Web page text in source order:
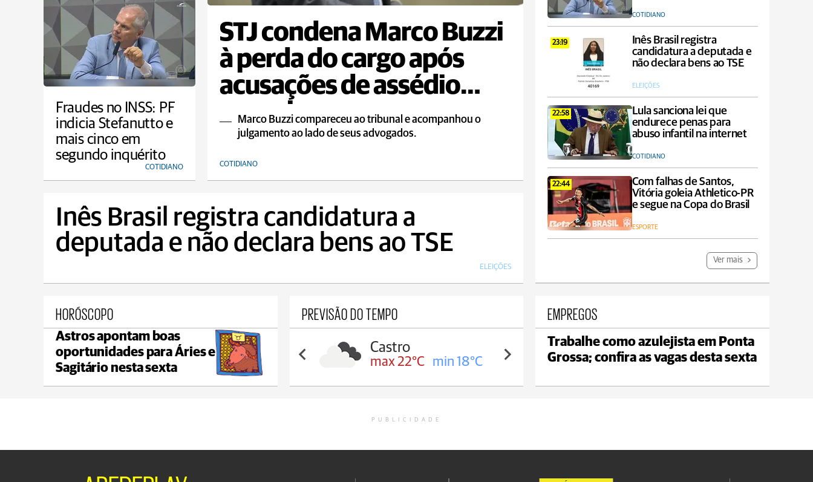
STJ condena Marco Buzzi
à perda do cargo após
acusações de assédio
sexual
Marco Buzzi compareceu ao tribunal e acompanhou o
julgamento ao lado de seus advogados.
COTIDIANO
COTIDIANO
23:19
Inês Brasil registra
candidatura a deputada e
não declara bens ao TSE
ELEIÇÕES
22:58
Lula sanciona lei que
endurece penas para
abuso infantil na internet
COTIDIANO
22:44
Com falhas de Santos,
Vitória goleia Athletico-PR
e segue na Copa do Brasil
ESPORTE
Ver mais
Fraudes no INSS: PF
indicia Stefanutto e
mais cinco em
segundo inquérito
COTIDIANO
Inês Brasil registra candidatura a
deputada e não declara bens ao TSE
ELEIÇÕES
HORÓSCOPO
Astros apontam boas
oportunidades para Áries e
Sagitário nesta sexta
PREVISÃO DO TEMPO
Castro
max 22°C min 18°C
Carambeí
max 21°C min 18°C
Jaguariaíva
max 22°C min 19°C
EMPREGOS
Trabalhe como azulejista em Ponta
Grossa; confira as vagas desta sexta
PUBLICIDADE